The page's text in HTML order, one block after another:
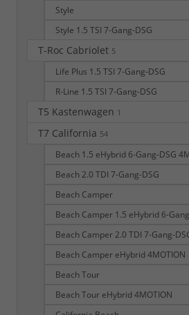
Style
Style 1.5 TSI 7-Gang-DSG
T-Roc Cabriolet 5
Life Plus 1.5 TSI 7-Gang-DSG
R-Line 1.5 TSI 7-Gang-DSG
T5 Kastenwagen 1
T7 California 54
Beach 1.5 eHybrid 6-Gang-DSG
Beach 2.0 TDI 7-Gang-DSG
Beach Camper
Beach Camper 1.5 eHybrid 6-
Beach Camper 2.0 TDI 7-Gang-
Beach Camper eHybrid 4MOTION
Beach Tour
Beach Tour eHybrid 4MOTION